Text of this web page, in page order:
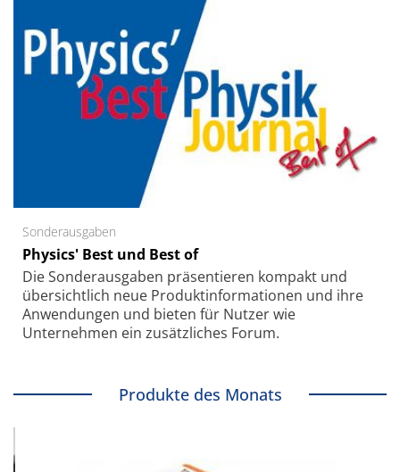
Sonderausgaben
Physics' Best und Best of
Die Sonder­ausgaben präsentieren kompakt und
übersichtlich neue Produkt­informationen und ihre
Anwendungen und bieten für Nutzer wie
Unternehmen ein zusätzliches Forum.
Produkte des Monats